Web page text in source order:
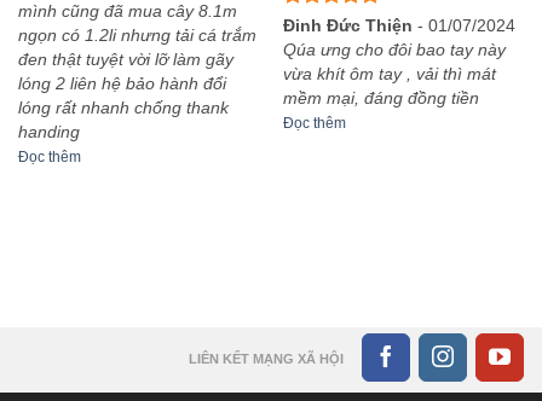
mình cũng đã mua cây 8.1m
ngọn có 1.2li nhưng tải cá trắm
đen thật tuyệt vời lỡ làm gãy
lóng 2 liên hệ bảo hành đổi
lóng rất nhanh chống thank
handing
Đọc thêm
Được xếp
hạng
sao
Đinh Đức Thiện - 01/07/2024
Qúa ưng cho đôi bao tay này
vừa khít ôm tay , vải thì mát
mềm mại, đáng đồng tiền
Đọc thêm
LIÊN KẾT MẠNG XÃ HỘI